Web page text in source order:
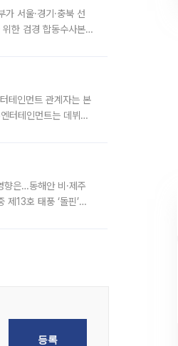
서울·경기·충북 선
한 검경 합동수사본
테인먼트 관계자는 본
터테인먼트는 데뷔
은…동해안 비·제주
13호 태풍 ‘돌핀’이